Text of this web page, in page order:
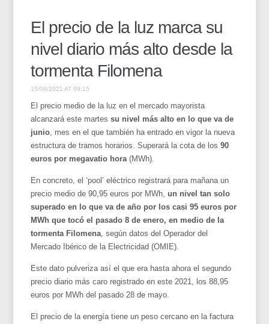
El precio de la luz marca su
nivel diario más alto desde la
tormenta Filomena
15/06/2021 AT 09:15
El precio medio de la luz en el mercado mayorista
alcanzará este martessu nivel más alto en lo que va de
junio , mes en el que también ha entrado en vigor la nueva
estructura de tramos horarios. Superará la cota de los90
euros por megavatio hora (MWh).
En concreto, el ‘pool’ eléctrico registrará para mañana un
precio medio de 90,95 euros por MWh,un nivel tan solo
superado en lo que va de año por los casi 95 euros por
MWh que tocó el pasado 8 de enero, en medio de la
tormenta Filomena , según datos del Operador del
Mercado Ibérico de la Electricidad (OMIE).
Este dato pulveriza así el que era hasta ahora el segundo
precio diario más caro registrado en este 2021, los 88,95
euros por MWh del pasado 28 de mayo.
El precio de la energía tiene un peso cercano en la factura